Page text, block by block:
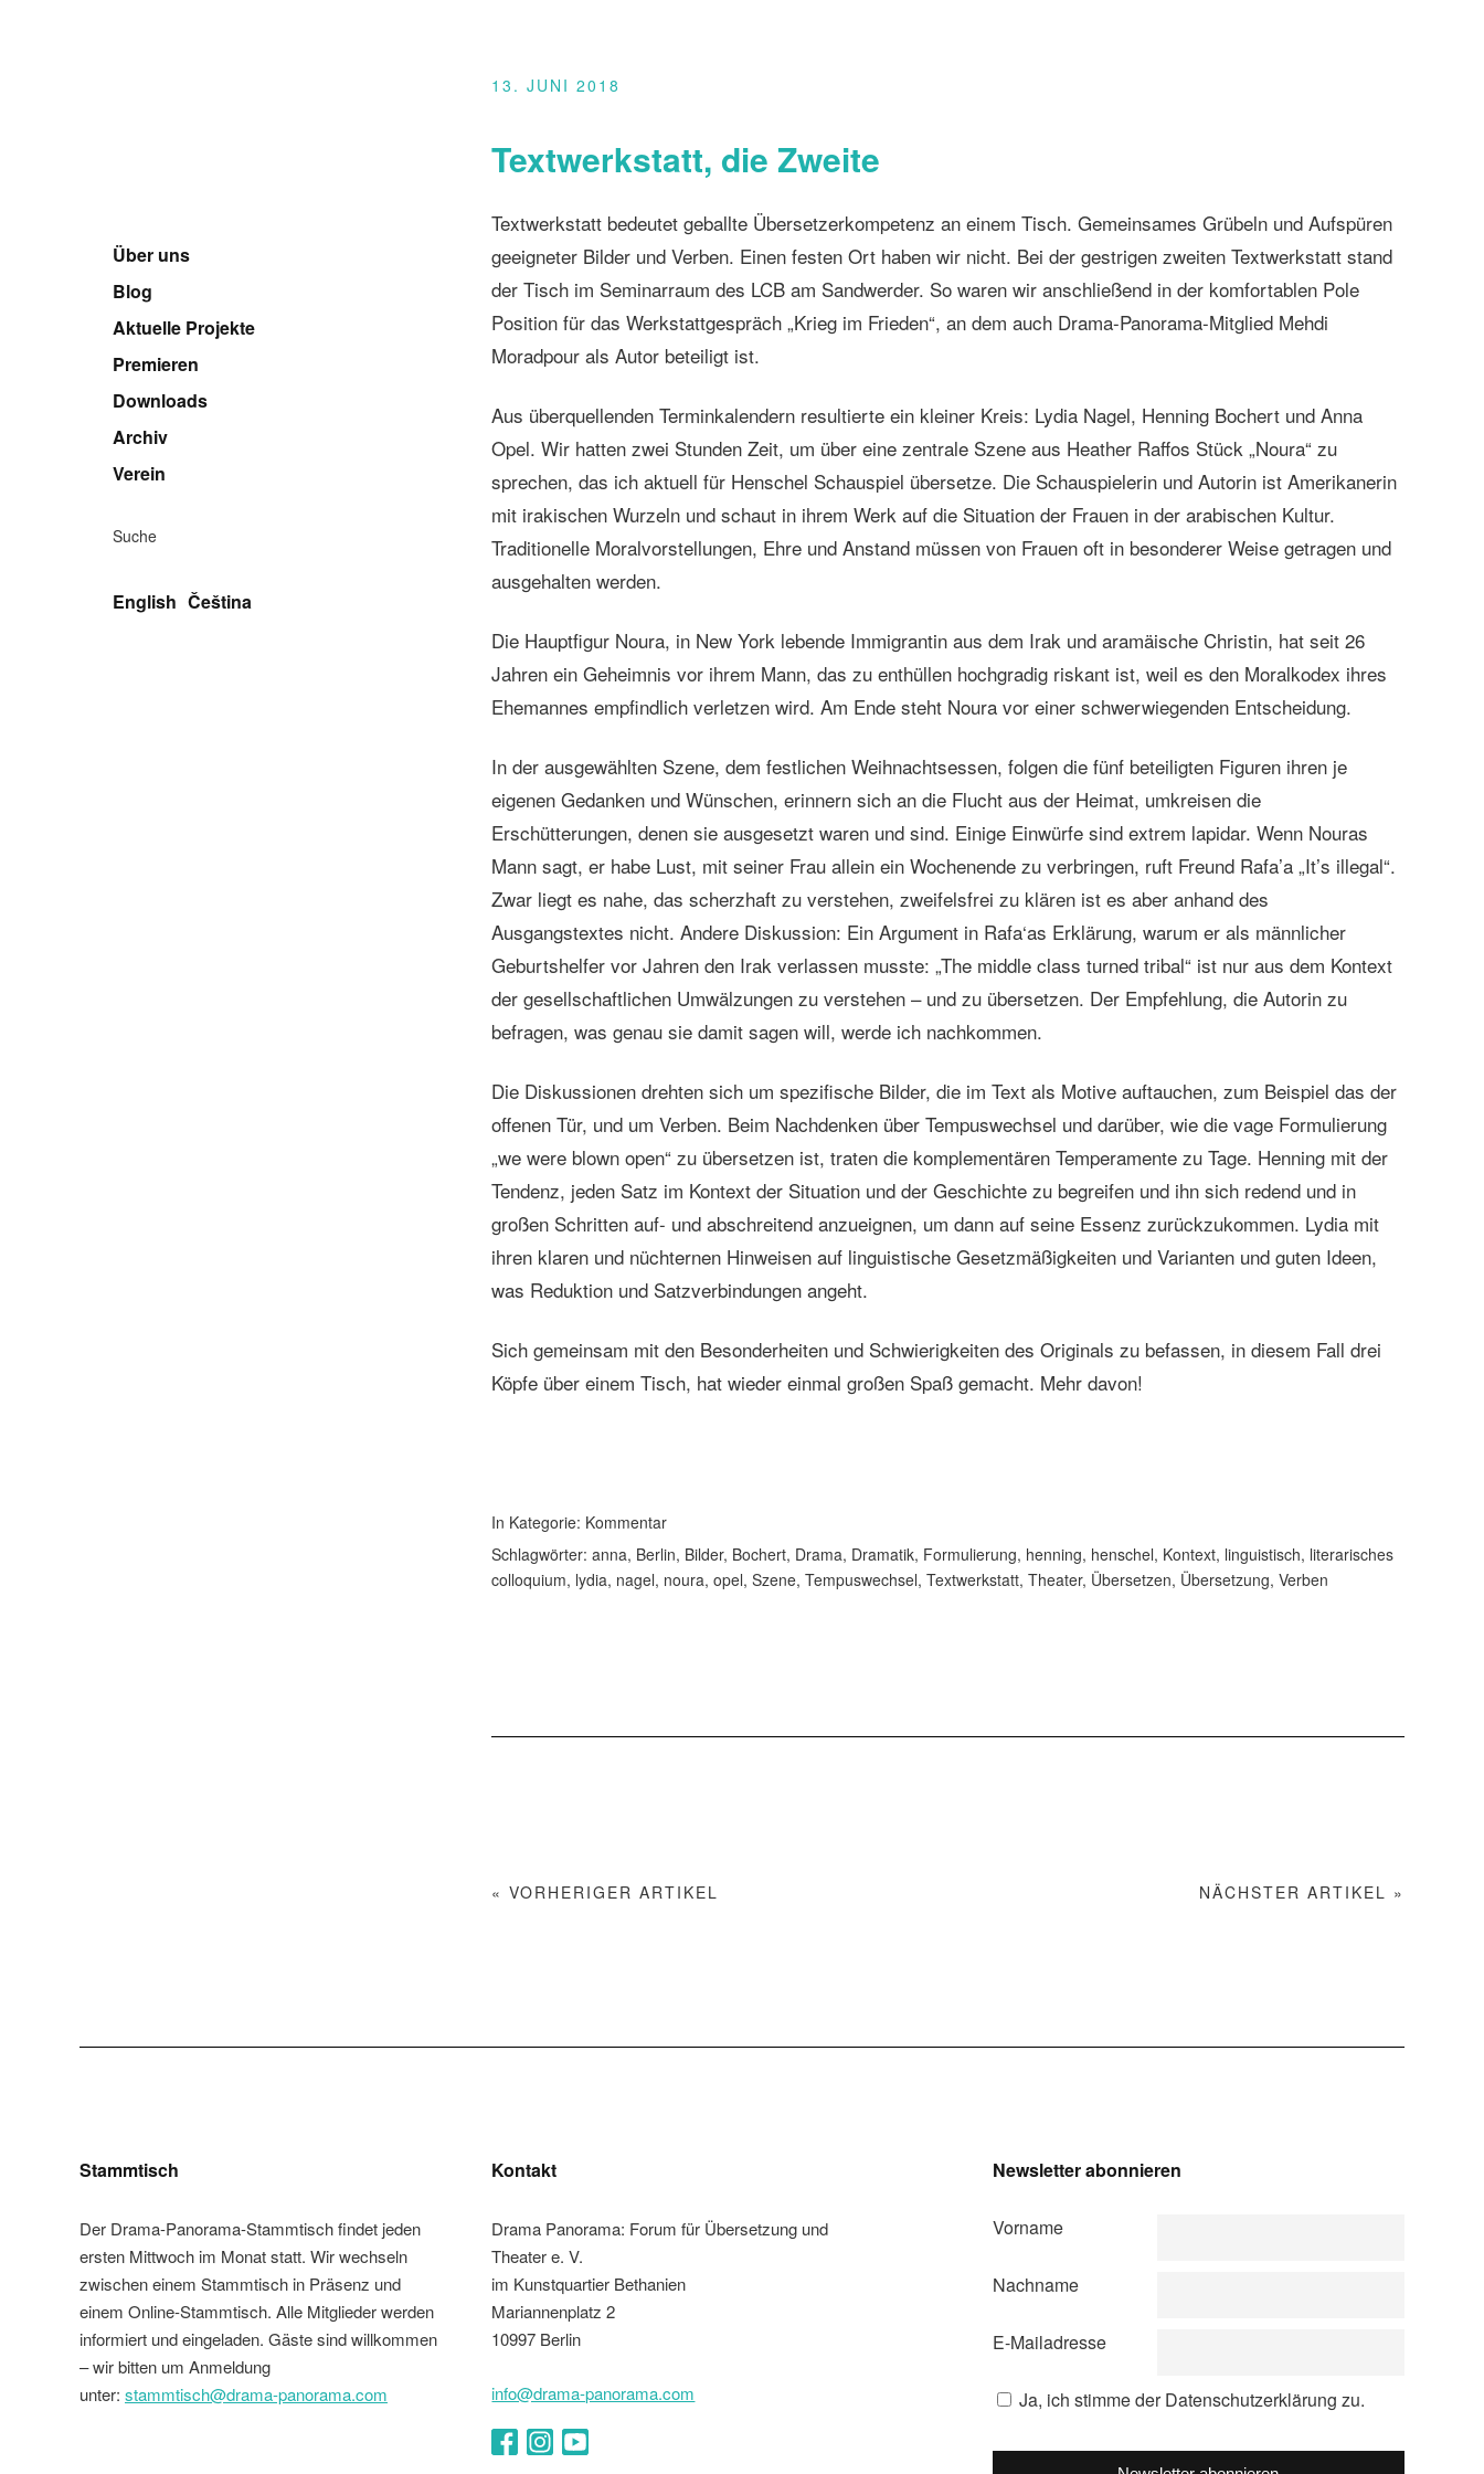
Über uns
Blog
Aktuelle Projekte
Premieren
Downloads
Archiv
Verein
Suche
English Čeština
13. JUNI 2018
Textwerkstatt, die Zweite
Textwerkstatt bedeutet geballte Übersetzerkompetenz an einem Tisch. Gemeinsames Grübeln und Aufspüren
geeigneter Bilder und Verben. Einen festen Ort haben wir nicht. Bei der gestrigen zweiten Textwerkstatt stand
der Tisch im Seminarraum des LCB am Sandwerder. So waren wir anschließend in der komfortablen Pole
Position für das Werkstattgespräch „Krieg im Frieden“, an dem auch Drama-Panorama-Mitglied Mehdi
Moradpour als Autor beteiligt ist.
Aus überquellenden Terminkalendern resultierte ein kleiner Kreis: Lydia Nagel, Henning Bochert und Anna
Opel. Wir hatten zwei Stunden Zeit, um über eine zentrale Szene aus Heather Raffos Stück „Noura“ zu
sprechen, das ich aktuell für Henschel Schauspiel übersetze. Die Schauspielerin und Autorin ist Amerikanerin
mit irakischen Wurzeln und schaut in ihrem Werk auf die Situation der Frauen in der arabischen Kultur.
Traditionelle Moralvorstellungen, Ehre und Anstand müssen von Frauen oft in besonderer Weise getragen und
ausgehalten werden.
Die Hauptfigur Noura, in New York lebende Immigrantin aus dem Irak und aramäische Christin, hat seit 26
Jahren ein Geheimnis vor ihrem Mann, das zu enthüllen hochgradig riskant ist, weil es den Moralkodex ihres
Ehemannes empfindlich verletzen wird. Am Ende steht Noura vor einer schwerwiegenden Entscheidung.
In der ausgewählten Szene, dem festlichen Weihnachtsessen, folgen die fünf beteiligten Figuren ihren je
eigenen Gedanken und Wünschen, erinnern sich an die Flucht aus der Heimat, umkreisen die
Erschütterungen, denen sie ausgesetzt waren und sind. Einige Einwürfe sind extrem lapidar. Wenn Nouras
Mann sagt, er habe Lust, mit seiner Frau allein ein Wochenende zu verbringen, ruft Freund Rafa’a „It’s illegal“.
Zwar liegt es nahe, das scherzhaft zu verstehen, zweifelsfrei zu klären ist es aber anhand des
Ausgangstextes nicht. Andere Diskussion: Ein Argument in Rafa‘as Erklärung, warum er als männlicher
Geburtshelfer vor Jahren den Irak verlassen musste: „The middle class turned tribal“ ist nur aus dem Kontext
der gesellschaftlichen Umwälzungen zu verstehen – und zu übersetzen. Der Empfehlung, die Autorin zu
befragen, was genau sie damit sagen will, werde ich nachkommen.
Die Diskussionen drehten sich um spezifische Bilder, die im Text als Motive auftauchen, zum Beispiel das der
offenen Tür, und um Verben. Beim Nachdenken über Tempuswechsel und darüber, wie die vage Formulierung
„we were blown open“ zu übersetzen ist, traten die komplementären Temperamente zu Tage. Henning mit der
Tendenz, jeden Satz im Kontext der Situation und der Geschichte zu begreifen und ihn sich redend und in
großen Schritten auf- und abschreitend anzueignen, um dann auf seine Essenz zurückzukommen. Lydia mit
ihren klaren und nüchternen Hinweisen auf linguistische Gesetzmäßigkeiten und Varianten und guten Ideen,
was Reduktion und Satzverbindungen angeht.
Sich gemeinsam mit den Besonderheiten und Schwierigkeiten des Originals zu befassen, in diesem Fall drei
Köpfe über einem Tisch, hat wieder einmal großen Spaß gemacht. Mehr davon!
In Kategorie: Kommentar
Schlagwörter:anna, Berlin, Bilder, Bochert, Drama, Dramatik, Formulierung, henning, henschel, Kontext, linguistisch, literarisches
colloquium, lydia, nagel, noura,opel,Szene,Tempuswechsel,Textwerkstatt,Theater, Übersetzen, Übersetzung,Verben
NÄCHSTER ARTIKEL »
« VORHERIGER ARTIKEL
Stammtisch
Der Drama-Panorama-Stammtisch findet jeden
ersten Mittwoch im Monat statt. Wir wechseln
zwischen einem Stammtisch in Präsenz und
einem Online-Stammtisch. Alle Mitglieder werden
informiert und eingeladen. Gäste sind willkommen
– wir bitten um Anmeldung
unter: stammtisch@drama-panorama.com
Kontakt
Drama Panorama: Forum für Übersetzung und
Theater e. V.
im Kunstquartier Bethanien
Mariannenplatz 2
10997 Berlin
info@drama-panorama.com
Newsletter abonnieren
Vorname
Nachname
E-Mailadresse
Ja, ich stimme der Datenschutzerklärung zu.